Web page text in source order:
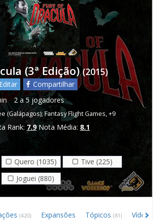
(3ª Edição) (2015)
Editar
Compartilhar
2 a 5 jogadores
(Galápagos),Fantasy Flight Games,+9
Rank: 7.9 Nota Média: 8.1
Quero (1035)
Tive (225)
Joguei (880)
(420) Expansões Tópicos (81)